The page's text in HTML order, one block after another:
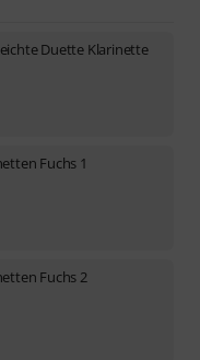
Duette Klarinette
Fuchs 1
Fuchs 2